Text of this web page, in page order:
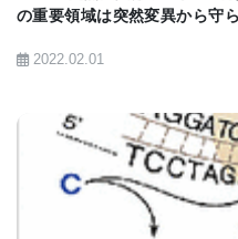
の重要領域は突然変異から守
2022.02.01